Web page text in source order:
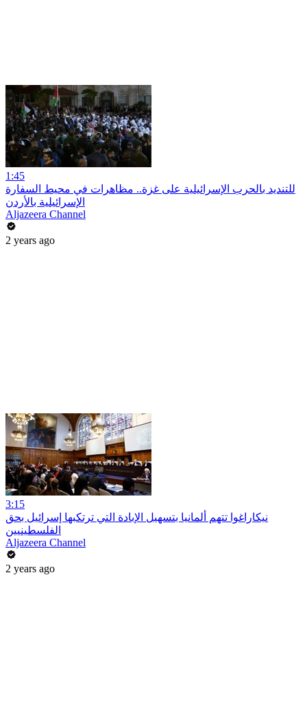
1:45
للتنديد بالحرب الإسرائيلية على غزة.. مظاهرات في محيط السفارة
الإسرائيلية بالأردن
Aljazeera Channel
2 years ago
3:15
نيكاراغوا تتهم ألمانيا بتسهيل الإبادة التي ترتكبها إسرائيل بحق
الفلسطينيين
Aljazeera Channel
2 years ago